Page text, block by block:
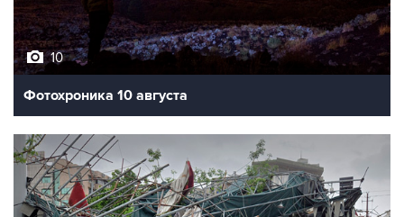
10
Фотохроника 10 августа